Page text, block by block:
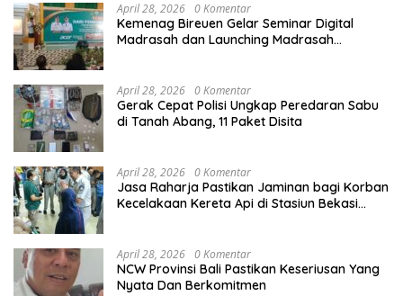
April 28, 2026 0 Komentar
Kemenag Bireuen Gelar Seminar Digital
Madrasah dan Launching Madrasah
April 28, 2026 0 Komentar
Gerak Cepat Polisi Ungkap Peredaran Sabu
di Tanah Abang, 11 Paket Disita
April 28, 2026 0 Komentar
Jasa Raharja Pastikan Jaminan bagi Korban
Kecelakaan Kereta Api di Stasiun Bekasi
April 28, 2026 0 Komentar
NCW Provinsi Bali Pastikan Keseriusan Yang
Nyata Dan Berkomitmen